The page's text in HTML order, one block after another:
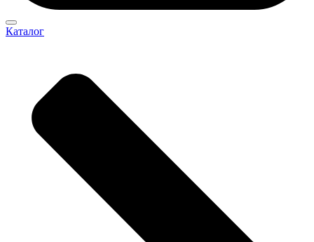
Каталог